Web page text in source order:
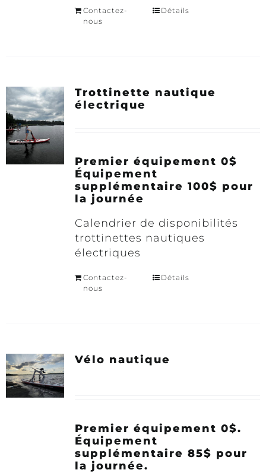
Contactez-
nous
Détails
Trottinette nautique
électrique
Premier équipement 0$
Équipement
supplémentaire 100$ pour
la journée
Calendrier de disponibilités
trottinettes nautiques
électriques
Contactez-
nous
Détails
Vélo nautique
Premier équipement 0$.
Équipement
supplémentaire 85$ pour
la journée.